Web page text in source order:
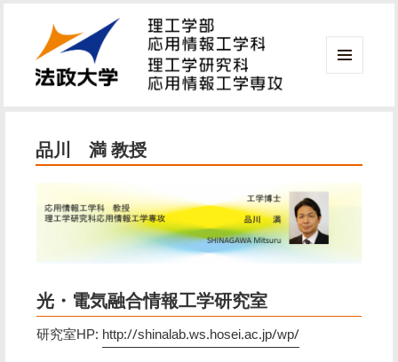
ェッ
品川 満 教授
光・電気融合情報工学研究室
研究室HP: http://shinalab.ws.hosei.ac.jp/wp/